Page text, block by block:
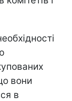
вони
в